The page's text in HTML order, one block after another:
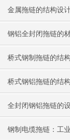
线缆稳定运行
金属拖链的结构设
讨
钢铝全封闭拖链的
理
桥式钢制拖链的结
桥式钢铝拖链的结
全封闭钢铝拖链的
析
钢制电缆拖链：工